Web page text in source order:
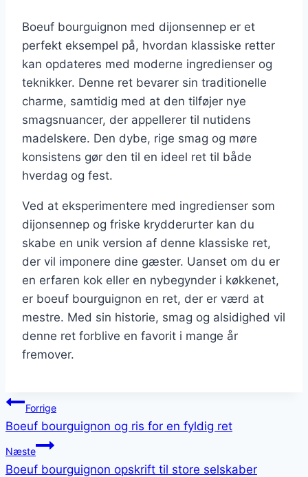
Boeuf bourguignon med dijonsennep er et
perfekt eksempel på, hvordan klassiske retter
kan opdateres med moderne ingredienser og
teknikker. Denne ret bevarer sin traditionelle
charme, samtidig med at den tilføjer nye
smagsnuancer, der appellerer til nutidens
madelskere. Den dybe, rige smag og møre
konsistens gør den til en ideel ret til både
hverdag og fest.
Ved at eksperimentere med ingredienser som
dijonsennep og friske krydderurter kan du
skabe en unik version af denne klassiske ret,
der vil imponere dine gæster. Uanset om du er
en erfaren kok eller en nybegynder i køkkenet,
er boeuf bourguignon en ret, der er værd at
mestre. Med sin historie, smag og alsidighed vil
denne ret forblive en favorit i mange år
fremover.
Indlægsnavigation
Forrige
Boeuf bourguignon og ris for en fyldig ret
Næste
Boeuf bourguignon opskrift til store selskaber